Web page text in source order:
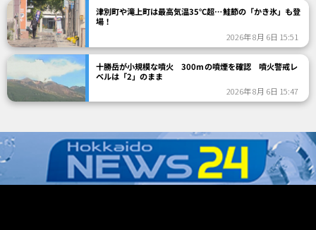
津別町や滝上町は最高気温35℃超…鮭節の「かき氷」も登
場！
2026年 8月 6日 15:51
十勝岳が小規模な噴火 300mの噴煙を確認 噴火警戒レ
ベルは「2」のまま
2026年 8月 6日 15:47